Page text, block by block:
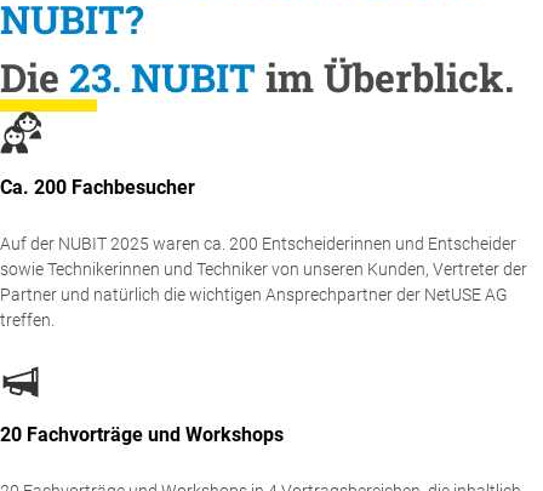
NUBIT?
Die 23. NUBIT im Überblick.
Ca. 200 Fachbesucher
Auf der NUBIT 2025 waren ca. 200 Entscheiderinnen und Entscheider
sowie Technikerinnen und Techniker von unseren Kunden, Vertreter der
Partner und natürlich die wichtigen Ansprechpartner der NetUSE AG
treffen.
20 Fachvorträge und Workshops